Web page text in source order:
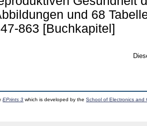
und 68
863 [Buchkapitel]
EPrints 3 which is developed by theSchool of Electronics and